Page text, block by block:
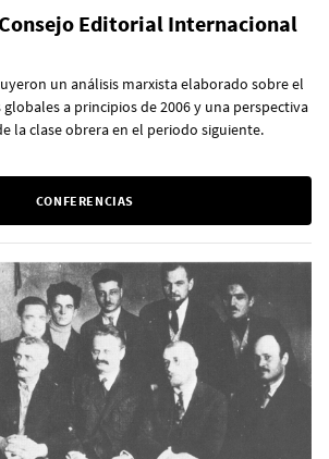
Editorial Internacional
un análisis marxista elaborado sobre el
a principios de 2006 y una perspectiva
la clase obrera en el periodo siguiente.
CONFERENCIAS